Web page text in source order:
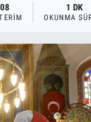
1 DK
OKUNMA